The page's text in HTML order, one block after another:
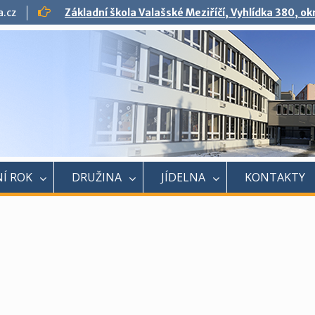
Základní škola Valašské Meziříčí, Vyhlídka 380,
ROK DRUŽINA JÍDELNA KONTAKTY